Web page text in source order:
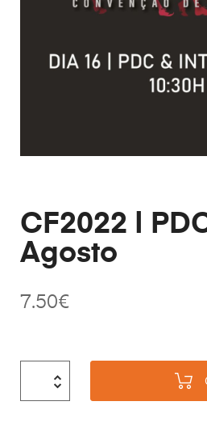
CF2022 |
Agosto
7.50€